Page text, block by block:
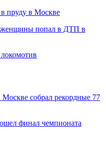
в пруду в Москве
женщины попал в ДТП в
собрал рекордные 77
финал чемпионата